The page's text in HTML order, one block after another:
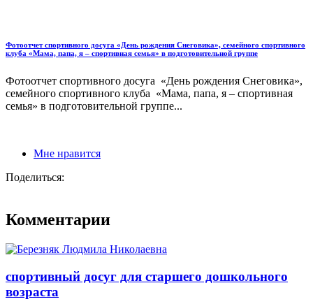
Фотоотчет спортивного досуга «День рождения Снеговика», семейного спортивного
клуба «Мама, папа, я – спортивная семья» в подготовительной группе
Фотоотчет спортивного досуга «День рождения Снеговика»,
семейного спортивного клуба «Мама, папа, я – спортивная
семья» в подготовительной группе...
Мне нравится
Поделиться:
Комментарии
спортивный досуг для старшего дошкольного
возраста